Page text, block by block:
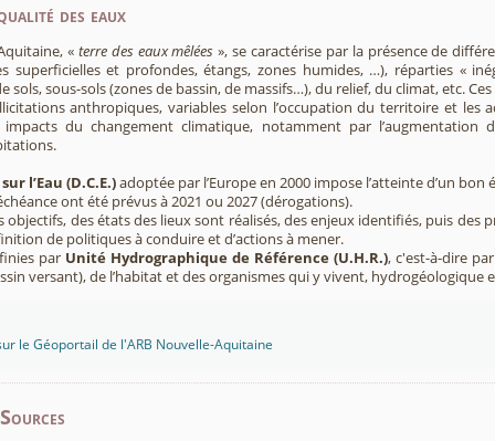
des eaux
« terre des eaux mêlées », se caractérise par la présence de
superficielles et profondes, étangs, zones humides, …), réparties «
sols, sous-sols (zones de bassin, de massifs…), du relief, du climat, etc.
anthropiques, variables selon l’occupation du territoire et les
impacts du changement climatique, notamment par l’augmentation
l’Eau (D.C.E.)adoptée par l’Europe en 2000 impose l’atteinte d’un
ont été prévus à 2021 ou 2027 (dérogations).
objectifs, des états des lieux sont réalisés, des enjeux identifiés, puis des
de politiques à conduire et d’actions à mener.
par Unité Hydrographique de Référence (U.H.R.), c'est-à-dire
versant), de l’habitat et des organismes qui y vivent, hydrogéologique
le Géoportail de l'ARB Nouvelle-Aquitaine